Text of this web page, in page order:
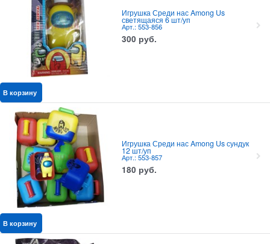
Игрушка Среди нас Among Us
светящаяся 6 шт/уп
Арт.: 553-856
300 руб.
В корзину
Игрушка Среди нас Among Us сундук
12 шт/уп
Арт.: 553-857
180 руб.
В корзину